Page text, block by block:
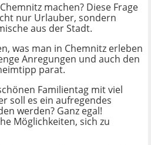
machen? Diese Frage
nur Urlauber, sondern
aus der Stadt.
was man in Chemnitz erleben
Anregungen und auch den
parat.
Familientag mit viel
soll es ein aufregendes
werden? Ganz egal!
Möglichkeiten, sich zu